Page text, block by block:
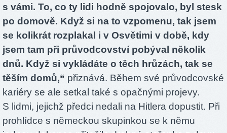
s vámi. To, co ty lidi hodně spojovalo, byl stesk
po domově. Když si na to vzpomenu, tak jsem
se kolikrát rozplakal i v Osvětimi v době, kdy
jsem tam při průvodcovství pobýval několik
dnů. Když si vykládáte o těch hrůzách, tak se
těším domů,“ přiznává. Během své průvodcovské
kariéry se ale setkal také s opačnými projevy.
S lidmi, jejichž předci nedali na Hitlera dopustit. Při
prohlídce s německou skupinkou se k němu